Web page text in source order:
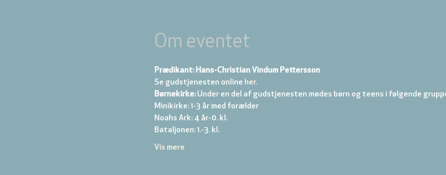
Om eventet
Prædikant: Hans-Christian Vindum Pettersson
Se gudstjenesten online her.
Børnekirke: Under en del af gudstjenesten mødes børn og teens i følgende
Minikirke: 1-3 år med forælder
Noahs Ark: 4 år-0. kl.
Bataljonen: 1.-3. kl.
Vis mere